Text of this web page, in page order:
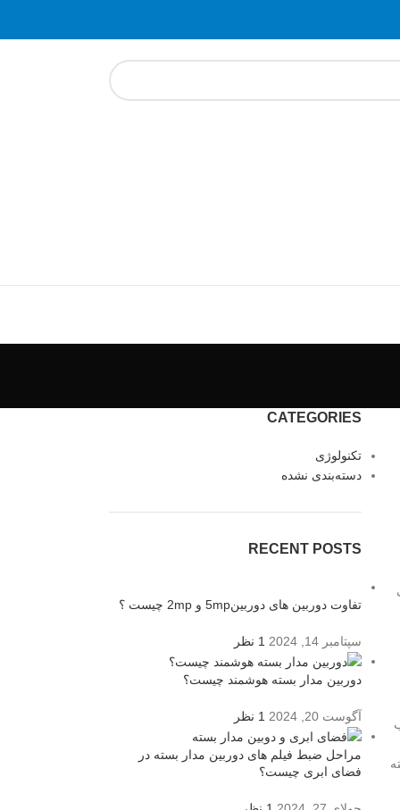
CATEGORIES
تکنولوژی
دسته‌بندی نشده
RECENT POSTS
تفاوت دوربین های دوربین5mp و 2mp چیست ؟
سپتامبر 14, 2024 1 نظر
دوربین مدار بسته هوشمند چیست؟
آگوست 20, 2024 1 نظر
مراحل ضبط فیلم های دوربین مدار بسته در
فضای ابری چیست؟